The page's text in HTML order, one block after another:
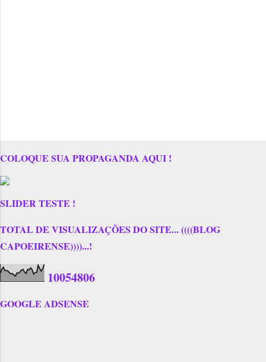
COLOQUE SUA PROPAGANDA AQUI !
SLIDER TESTE !
TOTAL DE VISUALIZAÇÕES DO SITE... ((((BLOG
CAPOEIRENSE))))...!
10054806
GOOGLE ADSENSE